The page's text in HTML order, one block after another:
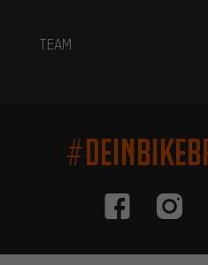
TEAM